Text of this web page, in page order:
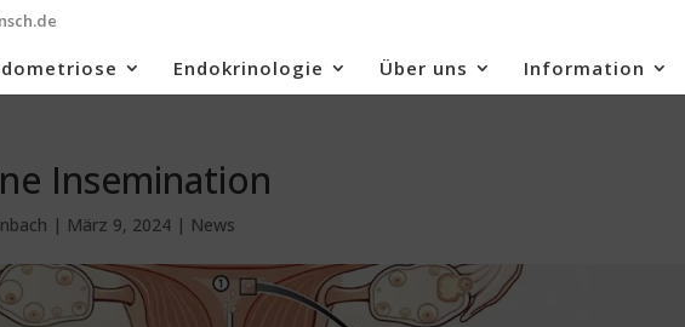
Endokrinologie Über uns Information
Insemination
| März 9, 2024 | News